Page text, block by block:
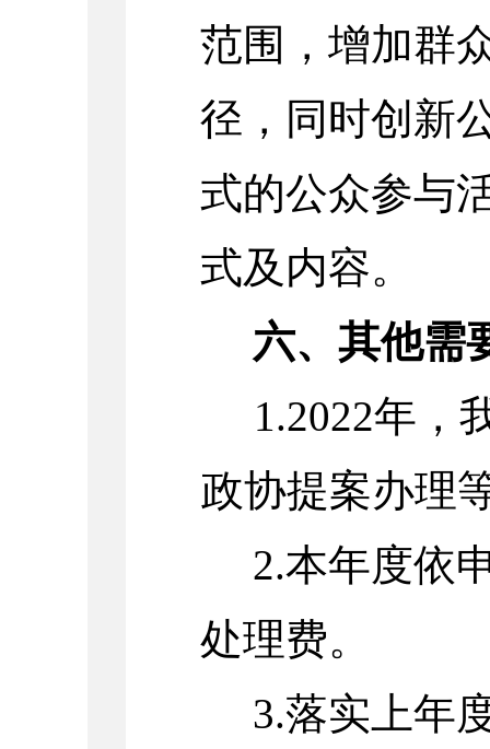
范围，增加群
径，同时创新
式的公众参与
式及内容。
六、其他需
1.2022年，
政协提案办理
2.本年度依
处理费。
3.落实上年